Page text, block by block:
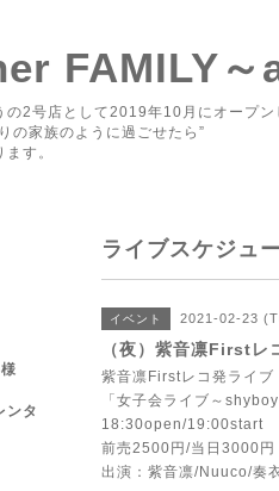
FAMILY～
2号店として2019年10月にオープン
の家族のように過ごせたら”
す。
ライブスケジュ
イベント 2021-02-23
（夜）紫音凛Firstレ
紫音凛Firstレコ発ライブ
「女子会ライブ～
18:30open/19:00start
前売2500円/当日3000円
出演：紫音凛/Nuuco/奏
ンタ